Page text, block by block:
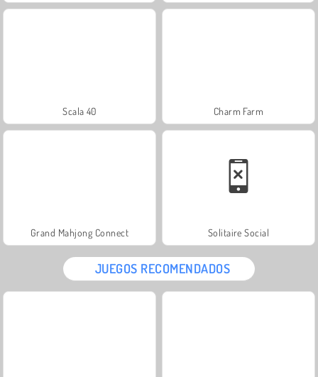
Scala 40 Charm Farm
Grand Mahjong Connect Solitaire Social
JUEGOS RECOMENDADOS